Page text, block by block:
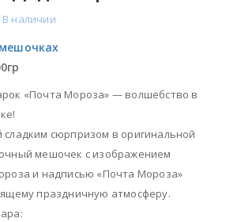
В наличии
«Почта Мороза» — волшебство в
сладким сюрпризом в оригинальной
мешочек с изображением
и надписью «Почта Мороза»
праздничную атмосферу.